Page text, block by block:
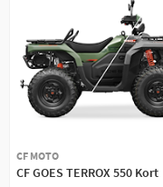
CF MOTO
CF GOES TERROX 550 Kort